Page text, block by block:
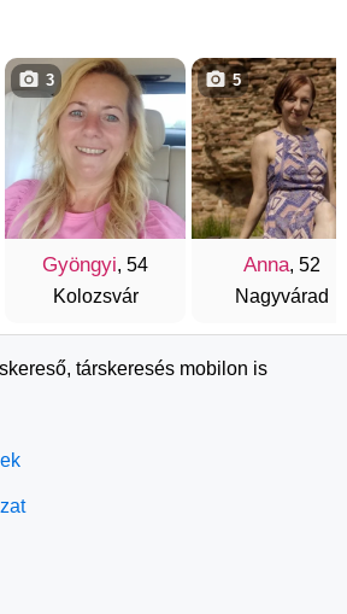
Gyöngyi, 54
Kolozsvár
3
Anna, 52
Nagyvárad
5
társkeresés mobilon is